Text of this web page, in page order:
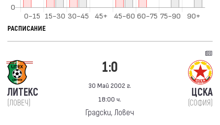
РАСПИСАНИЕ
ЛИТЕКС
(ЛОВЕЧ)
1:0
30 Май 2002 г.
18:00 ч.
Градски, Ловеч
ЦСКА
(СОФИЯ)